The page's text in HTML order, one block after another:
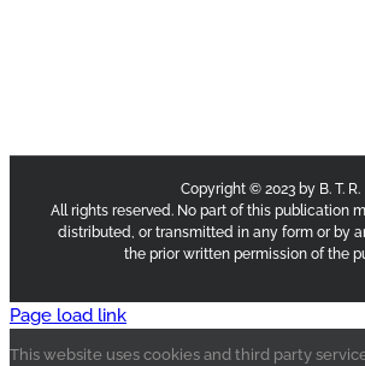
Copyright © 2023 by B. T. R.
All rights reserved. No part of this publication
distributed, or transmitted in any form or by
the prior written permission of the
Page load link
This website uses cookies and third party